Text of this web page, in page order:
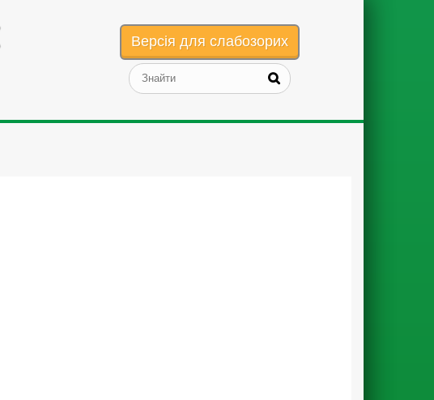
Версія для слабозорих